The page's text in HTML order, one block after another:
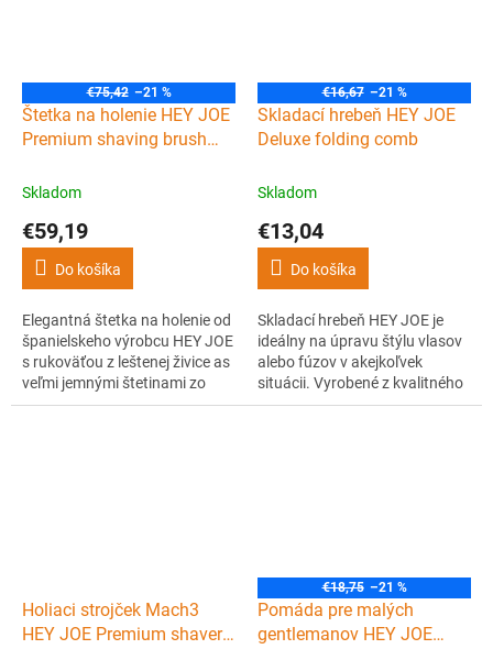
€75,42 –21 %
Štetka na holenie HEY JOE
Premium shaving brush
Skladom
€59,19
Do košíka
Elegantná štetka na holenie od
španielskeho výrobcu HEY JOE
s rukoväťou z leštenej živice as
veľmi jemnými štetinami zo
syntetického vlákna, ktoré má
€16,67 –21 %
Skladací hrebeň HEY JOE
Deluxe folding comb
Skladom
€13,04
Do košíka
Skladací hrebeň HEY JOE je
ideálny na úpravu štýlu vlasov
alebo fúzov v akejkoľvek
situácii. Vyrobené z kvalitného
acetátu celulózy.
Holiaci strojček Mach3
HEY JOE Premium shaver
€18,75 –21 %
Pomáda pre malých
gentlemanov HEY JOE